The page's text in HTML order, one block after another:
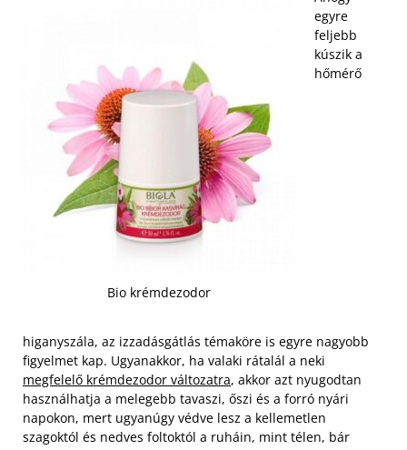
Bio krémdezodor
egyre
feljebb
kúszik a
hőmérő
higanyszála, az izzadásgátlás témaköre is egyre nagyobb
figyelmet kap. Ugyanakkor, ha valaki rátalál a neki
megfelelő krémdezodor változatra, akkor azt nyugodtan
használhatja a melegebb tavaszi, őszi és a forró nyári
napokon, mert ugyanúgy védve lesz a kellemetlen
szagoktól és nedves foltoktól a ruháin, mint télen, bár